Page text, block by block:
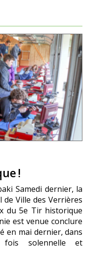
!
Samedi dernier, la
de Ville des Verrières
du 5e Tir historique
est venue conclure
en mai dernier, dans
solennelle et